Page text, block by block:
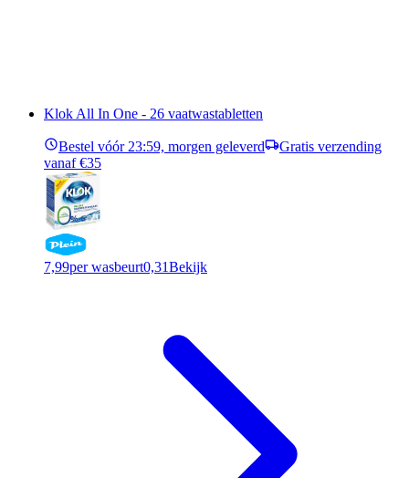
Klok All In One - 26 vaatwastabletten
Bestel vóór 23:59, morgen geleverd
Gratis verzending
vanaf €35
7,99per wasbeurt0,31Bekijk